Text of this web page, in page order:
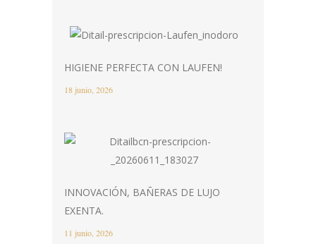
HIGIENE PERFECTA CON LAUFEN!
18 junio, 2026
INNOVACIÓN, BAÑERAS DE LUJO
EXENTA.
11 junio, 2026